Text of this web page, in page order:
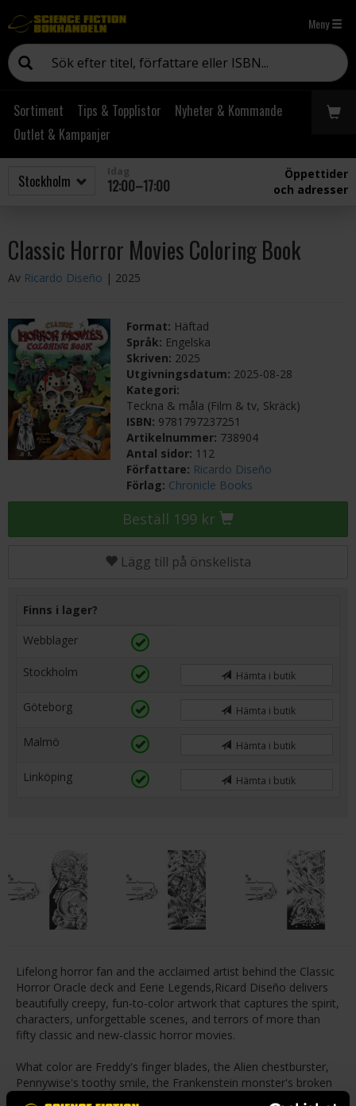
Meny
Sortiment Tips & Topplistor
Nyheter & Kommande
Outlet & Kampanjer
12:00–17:00
Öppettider
och adresser
Classic Horror Movies Coloring Book
Av Ricardo Diseño | 2025
Format: Häftad
Språk: Engelska
Skriven: 2025
Utgivningsdatum: 2025-08-28
Kategori:
Teckna & måla (Film & tv, Skräck)
ISBN: 9781797237251
Artikelnummer: 738904
Antal sidor: 112
Författare: Ricardo Diseño
Förlag: Chronicle Books
Beställ 199 kr
Lägg till på önskelista
Finns i lager?
Webblager
Stockholm Hämta i butik
Göteborg Hämta i butik
Malmö Hämta i butik
Linköping Hämta i butik
Lifelong horror fan and the acclaimed artist behind the Classic
Horror Oracle deck and Eerie Legends,Ricard Diseño delivers
beautifully creepy, fun-to-color artwork that captures the spirit,
characters, unforgettable scenes, and terrors of more than
fifty classic and new-classic horror movies.
What color are Freddy's finger blades, the Alien chestburster,
Pennywise's toothy smile, the Frankenstein monster's broken